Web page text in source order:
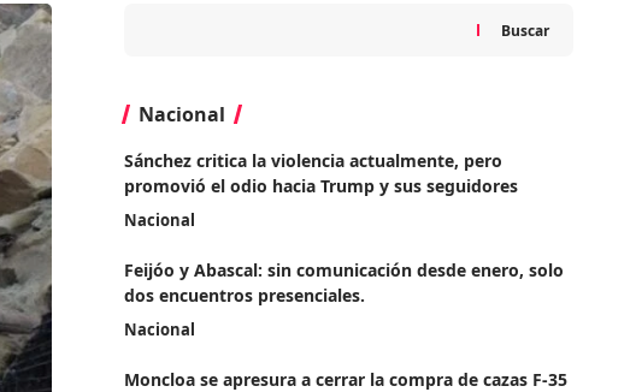
Buscar
Nacional
Sánchez critica la violencia actualmente, pero
promovió el odio hacia Trump y sus seguidores
Nacional
Feijóo y Abascal: sin comunicación desde enero, solo
dos encuentros presenciales.
Nacional
Moncloa se apresura a cerrar la compra de cazas F-35